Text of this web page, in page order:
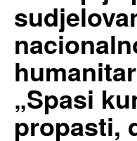
„Spasi
propasti,